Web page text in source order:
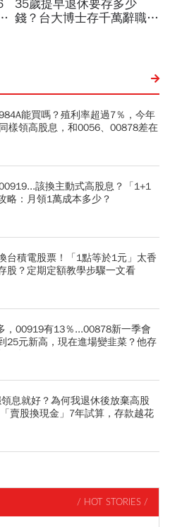
能買嗎？殖利率超過7％，今年
樣領高股息，和0056、00878差在
該換主動式高股息？「1+1
略：月領1萬成本多少？
台積電股票！「1點等於1元」太香
股？定期定額教學步驟一文看
，00919有13％...00878新一季會
25元新高，現在進場變韭菜？他存
鍵」
息就好？為何我退休後放棄高股
賣股換現金」7年試算，存款越花
/ HOT STORIES /